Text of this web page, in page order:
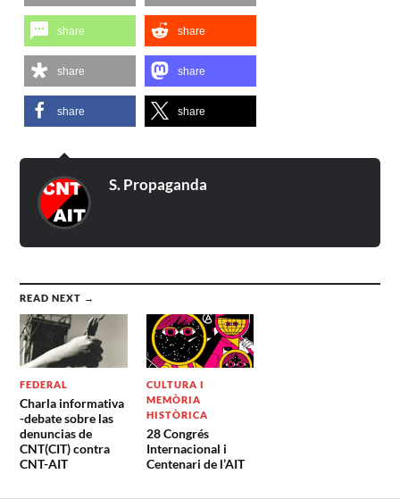
share share
share share
share share
S. Propaganda
READ NEXT →
FEDERAL
Charla informativa
-debate sobre las
denuncias de
CNT(CIT) contra
CNT-AIT
CULTURA I
MEMÒRIA
HISTÒRICA
28 Congrés
Internacional i
Centenari de l’AIT